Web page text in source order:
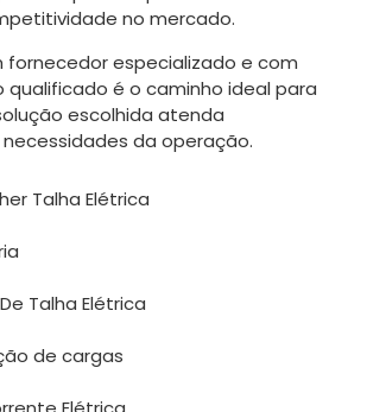
no mercado.
fornecedor especializado e com
é o caminho ideal para
escolhida atenda
da operação.
Talha Elétrica
Talha Elétrica
de cargas